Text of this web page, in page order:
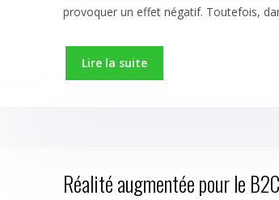
provoquer un effet négatif. Toutefois,
Lire la suite
Réalité augmentée pour le